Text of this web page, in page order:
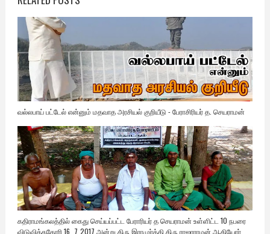
வல்லபாய் பட்டேல் என்னும் மதவாத அரசியல் குறியீடு - பேராசிரியர் த. செயராமன்
கதிராமங்கலத்தில் கைது செய்யப்பட்ட பேராரியர் த செயராமன் உள்ளிட்ட 10 நபரை
விடுவிக்ககோரி 16 _7_2017 அன்று திரு இராமுர்த்தி திரு ராஜாராமன் ஆகியோர்